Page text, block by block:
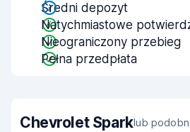
Średni depozyt
Natychmiastowe
Nieograniczony przebieg
Pełna przedpłata
Chevrolet Sparklub